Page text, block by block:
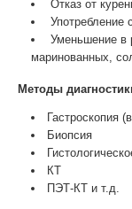
Отказ от
Употребление
Уменьшение в
маринованных,
Методы
Гастроскопия
Биопсия
КТ
ПЭТ-КТ и т.д.